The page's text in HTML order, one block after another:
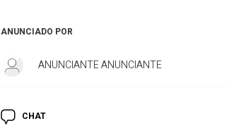
ANUNCIADO POR
ANUNCIANTE ANUNCIANTE
CHAT